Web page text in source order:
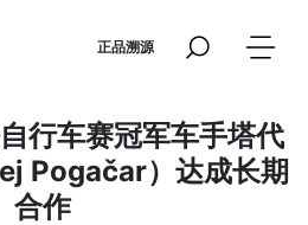
正品溯源
行车赛冠军车手塔代
Pogačar）达成长期
合作